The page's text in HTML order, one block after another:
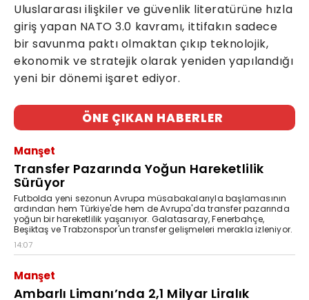
Uluslararası ilişkiler ve güvenlik literatürüne hızla
giriş yapan NATO 3.0 kavramı, ittifakın sadece
bir savunma paktı olmaktan çıkıp teknolojik,
ekonomik ve stratejik olarak yeniden yapılandığı
yeni bir dönemi işaret ediyor.
ÖNE ÇIKAN HABERLER
Manşet
Transfer Pazarında Yoğun Hareketlilik
Sürüyor
Futbolda yeni sezonun Avrupa müsabakalarıyla başlamasının
ardından hem Türkiye'de hem de Avrupa'da transfer pazarında
yoğun bir hareketlilik yaşanıyor. Galatasaray, Fenerbahçe,
Beşiktaş ve Trabzonspor'un transfer gelişmeleri merakla izleniyor.
14:07
Manşet
Ambarlı Limanı’nda 2,1 Milyar Liralık